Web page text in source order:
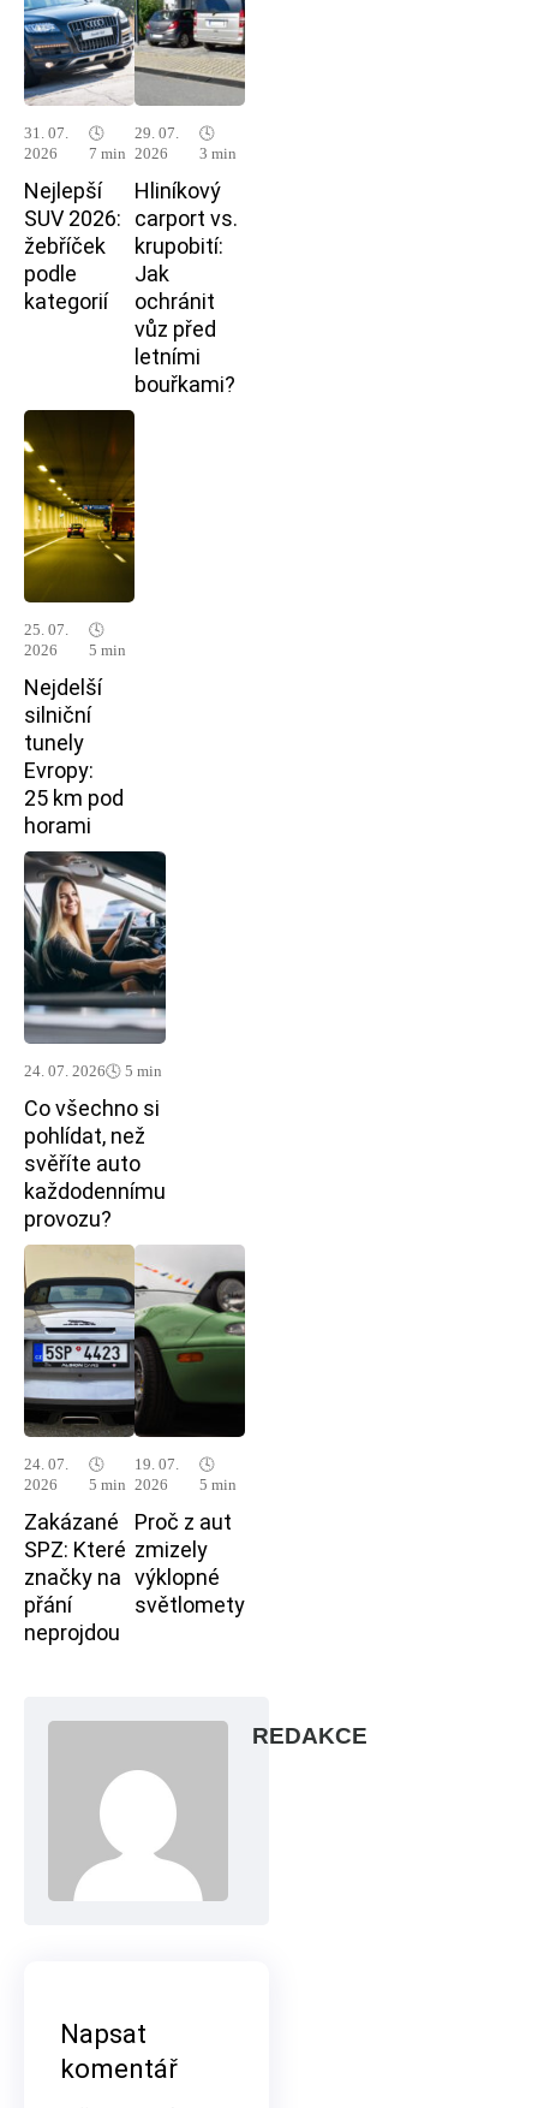
31. 07.
2026
🕓
7 min
Nejlepší
SUV 2026:
žebříček
podle
kategorií
29. 07.
2026
🕓
3 min
Hliníkový
carport vs.
krupobití:
Jak
ochránit
vůz před
letními
bouřkami?
25. 07.
2026
🕓
5 min
Nejdelší
silniční
tunely
Evropy:
25 km pod
horami
24. 07. 2026🕓 5 min
Co všechno si
pohlídat, než
svěříte auto
každodennímu
provozu?
24. 07.
2026
🕓
5 min
Zakázané
SPZ: Které
značky na
přání
neprojdou
19. 07.
2026
🕓
5 min
Proč z aut
zmizely
výklopné
světlomety
REDAKCE
Napsat
komentář